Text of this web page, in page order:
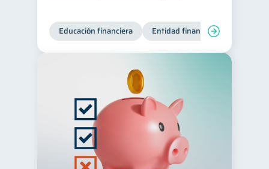
Educación financiera Entidad financiera